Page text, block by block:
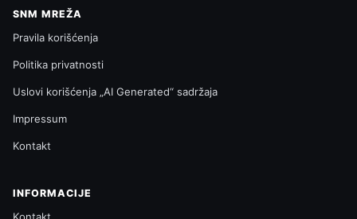
SNM MREŽA
Pravila korišćenja
Politika privatnosti
Uslovi korišćenja „AI Generated“ sadržaja
Impressum
Kontakt
INFORMACIJE
Kontakt